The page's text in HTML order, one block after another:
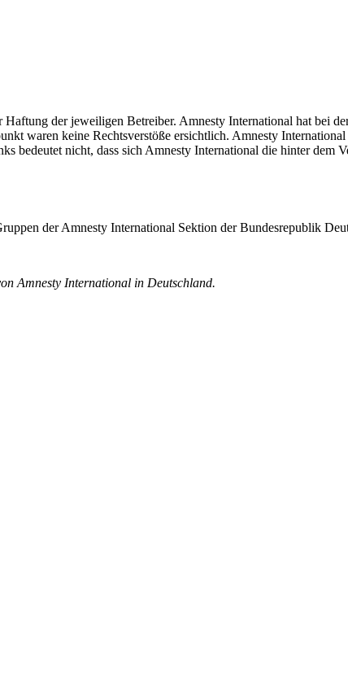
der jeweiligen Betreiber. Amnesty International hat bei
waren keine Rechtsverstöße ersichtlich. Amnesty
bedeutet nicht, dass sich Amnesty International die hinter dem
der Amnesty International Sektion der Bundesrepublik
Amnesty International in Deutschland.